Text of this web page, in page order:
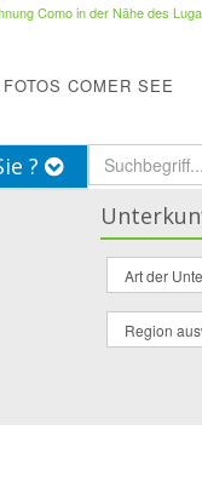
Como in der Nähe des
FOTOS COMER SEE
?